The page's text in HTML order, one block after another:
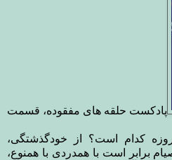
پادکست حلقه های مفقوده، قسمت
کدام است؟ از خودگذشتگی،
برابر است با همدردی با همنوع،